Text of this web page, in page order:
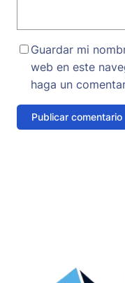
Guardar mi
web en este
haga un